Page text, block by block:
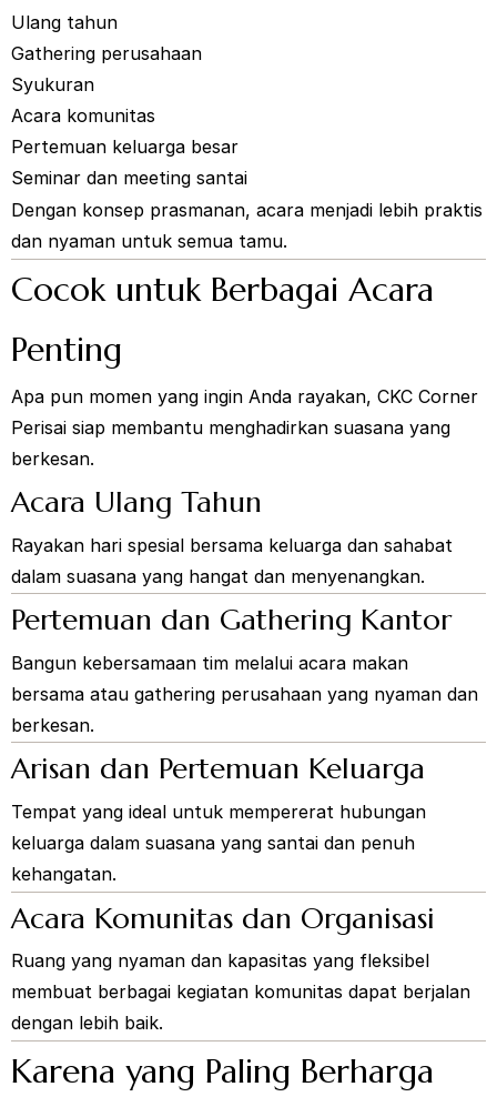
Ulang tahun
Gathering perusahaan
Syukuran
Acara komunitas
Pertemuan keluarga besar
Seminar dan meeting santai
Dengan konsep prasmanan, acara menjadi lebih praktis
dan nyaman untuk semua tamu.
Cocok untuk Berbagai Acara
Penting
Apa pun momen yang ingin Anda rayakan, CKC Corner
Perisai siap membantu menghadirkan suasana yang
berkesan.
Acara Ulang Tahun
Rayakan hari spesial bersama keluarga dan sahabat
dalam suasana yang hangat dan menyenangkan.
Pertemuan dan Gathering Kantor
Bangun kebersamaan tim melalui acara makan
bersama atau gathering perusahaan yang nyaman dan
berkesan.
Arisan dan Pertemuan Keluarga
Tempat yang ideal untuk mempererat hubungan
keluarga dalam suasana yang santai dan penuh
kehangatan.
Acara Komunitas dan Organisasi
Ruang yang nyaman dan kapasitas yang fleksibel
membuat berbagai kegiatan komunitas dapat berjalan
dengan lebih baik.
Karena yang Paling Berharga